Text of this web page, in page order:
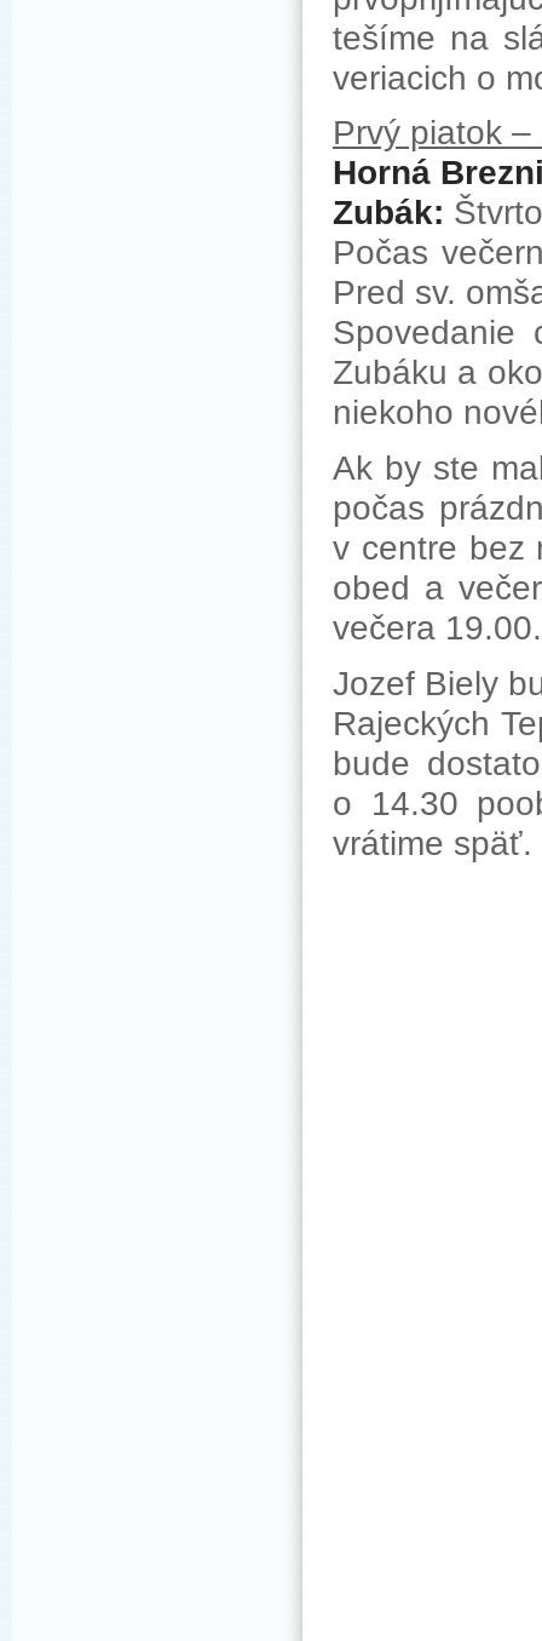
tešíme na
veriacich o
Prvý piatok
Horná
Zubák:
Počas
Pred sv.
Zubáku a
niekoho
Ak by ste
počas
v centre bez
obed a
večera
Jozef Biely
Rajeckých
bude
o 14.30
vrátime